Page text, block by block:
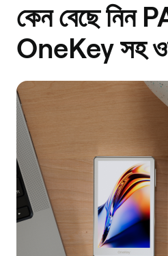
কেন বেছে নিন
OneKey সহ